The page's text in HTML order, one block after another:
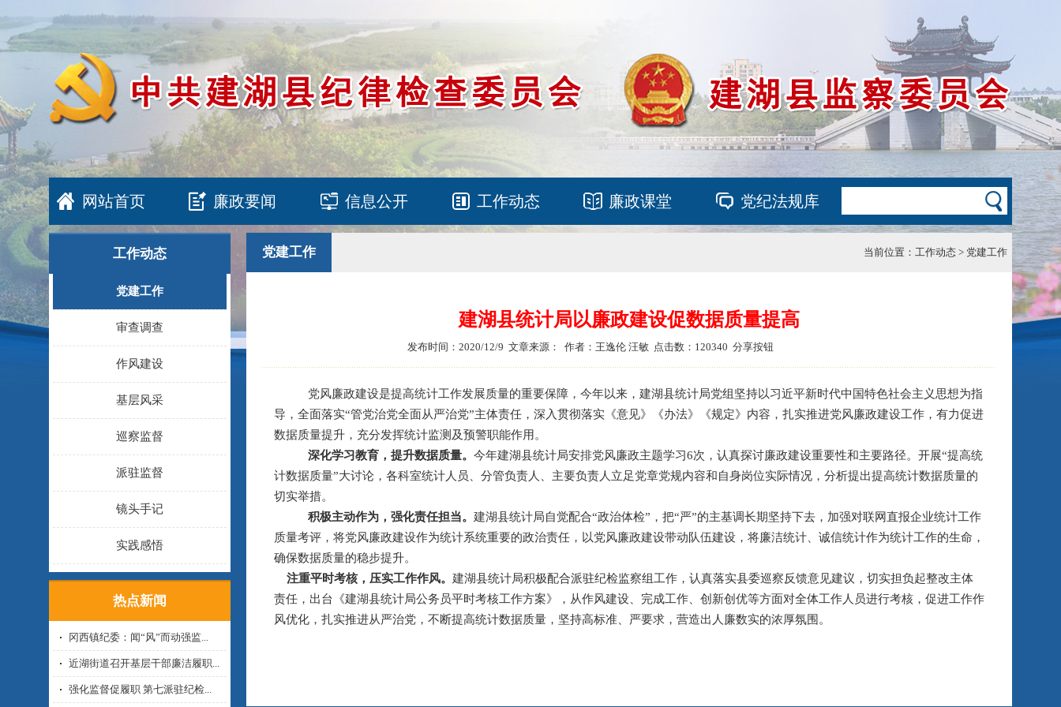
网站首页 廉政要闻 信息公开 工作动态 廉政课堂 党纪法规库
工作动态
党建工作
审查调查
作风建设
基层风采
巡察监督
派驻监督
镜头手记
实践感悟
热点新闻
冈西镇纪委：闻“风”而动强监...
近湖街道召开基层干部廉洁履职...
强化监督促履职 第七派驻纪检...
党建工作 当前位置： 工作动态 > 党建工作
建湖县统计局以廉政建设促数据质量提高
发布时间：2020/12/9 文章来源： 作者：王逸伦 汪敏 点击数：120340 分享按钮
党风廉政建设是提高统计工作发展质量的重要保障，今年以来，建湖县统计局党组坚持以习近平新时代中国特色社会主义思想为指
导，全面落实“管党治党全面从严治党”主体责任，深入贯彻落实《意见》《办法》《规定》内容，扎实推进党风廉政建设工作，有力促进
数据质量提升，充分发挥统计监测及预警职能作用。
深化学习教育，提升数据质量。 今年建湖县统计局安排党风廉政主题学习6次，认真探讨廉政建设重要性和主要路径。开展“提高统
计数据质量”大讨论，各科室统计人员、分管负责人、主要负责人立足党章党规内容和自身岗位实际情况，分析提出提高统计数据质量的
切实举措。
积极主动作为，强化责任担当。 建湖县统计局自觉配合“政治体检”，把“严”的主基调长期坚持下去，加强对联网直报企业统计工作
质量考评，将党风廉政建设作为统计系统重要的政治责任，以党风廉政建设带动队伍建设，将廉洁统计、诚信统计作为统计工作的生命，
确保数据质量的稳步提升。
注重平时考核， 压实工作作风。 建湖县统计局积极配合派驻纪检监察组工作，认真落实县委巡察反馈意见建议，切实担负起整改主体
责任，出台《建湖县统计局公务员平时考核工作方案》，从作风建设、完成工作、创新创优等方面对全体工作人员进行考核，促进工作作
风优化，扎实推进从严治党，不断提高统计数据质量，坚持高标准、严要求，营造出人廉数实的浓厚氛围。